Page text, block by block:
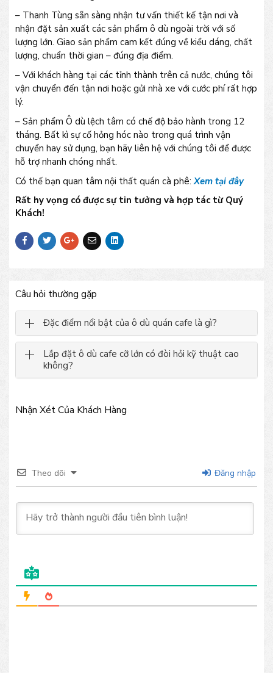
– Thanh Tùng sẵn sàng nhận tư vấn thiết kế tận nơi và
nhận đặt sản xuất các sản phẩm ô dù ngoài trời với số
lượng lớn. Giao sản phẩm cam kết đúng về kiểu dáng, chất
lượng, chuẩn thời gian – đúng địa điểm.
– Với khách hàng tại các tỉnh thành trên cả nước, chúng tôi
vận chuyển đến tận nơi hoặc gửi nhà xe với cước phí rất hợp
lý.
– Sản phẩm Ô dù lệch tâm có chế độ bảo hành trong 12
tháng. Bất kì sự cố hỏng hóc nào trong quá trình vận
chuyển hay sử dụng, bạn hãy liên hệ với chúng tôi để được
hỗ trợ nhanh chóng nhất.
Có thế bạn quan tâm nội thất quán cà phê:Xem tại đây
Rất hy vọng có được sự tin tưởng và hợp tác từ Quý
Khách!
Câu hỏi thường gặp
Đặc điểm nổi bật của ô dù quán cafe là gì?
Lắp đặt ô dù cafe cỡ lớn có đòi hỏi kỹ thuật cao
không?
Nhận Xét Của Khách Hàng
Theo dõi Đăng nhập